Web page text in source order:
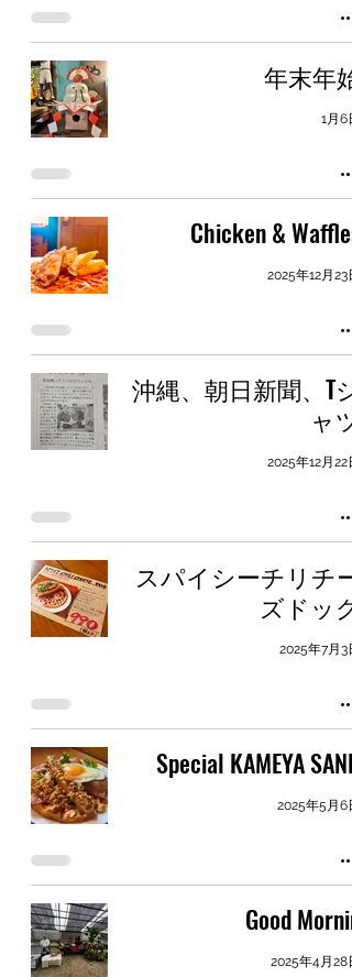
年末年始
1月6日
Chicken & Waffles
2025年12月23日
沖縄、朝日新聞、Tシ
ャツ
2025年12月22日
スパイシーチリチー
ズドッグ
2025年7月3日
Special KAMEYA SAND
2025年5月6日
Good Mornin
2025年4月28日